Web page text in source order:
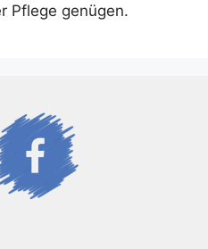
Pflege genügen.